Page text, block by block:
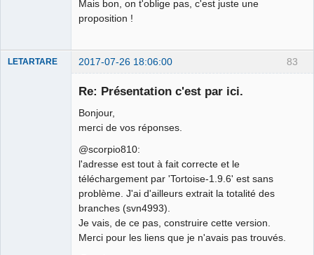
Mais bon, on t'oblige pas, c'est juste une
proposition !
83
LETARTARE 2017-07-26 18:06:00
Re: Présentation c'est par ici.
Bonjour,
merci de vos réponses.
@scorpio810:
l'adresse est tout à fait correcte et le
téléchargement par 'Tortoise-1.9.6' est sans
problème. J'ai d'ailleurs extrait la totalité des
branches (svn4993).
Je vais, de ce pas, construire cette version.
Merci pour les liens que je n'avais pas trouvés.